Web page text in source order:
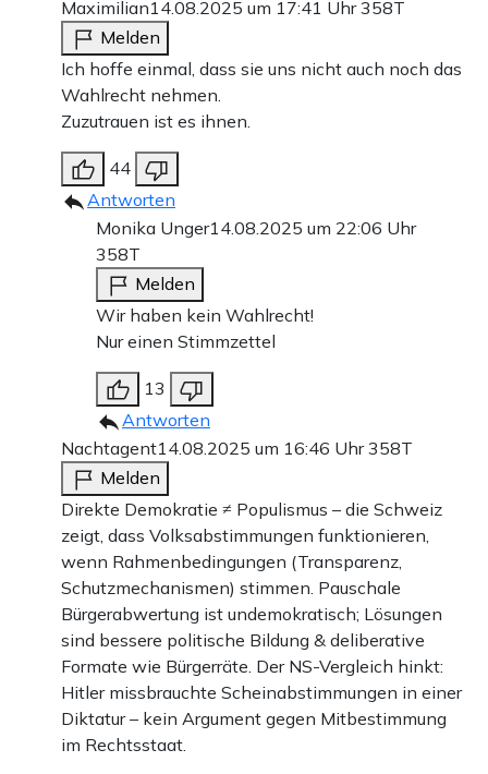
Maximilian14.08.2025 um 17:41 Uhr358T
Melden
Ich hoffe einmal, dass sie uns nicht auch noch das
Wahlrecht nehmen.
Zuzutrauen ist es ihnen.
44
Antworten
Monika Unger14.08.2025 um 22:06 Uhr
358T
Melden
Wir haben kein Wahlrecht!
Nur einen Stimmzettel
13
Antworten
Nachtagent14.08.2025 um 16:46 Uhr358T
Melden
Direkte Demokratie ≠ Populismus – die Schweiz
zeigt, dass Volksabstimmungen funktionieren,
wenn Rahmenbedingungen (Transparenz,
Schutzmechanismen) stimmen. Pauschale
Bürgerabwertung ist undemokratisch; Lösungen
sind bessere politische Bildung & deliberative
Formate wie Bürgerräte. Der NS-Vergleich hinkt:
Hitler missbrauchte Scheinabstimmungen in einer
Diktatur – kein Argument gegen Mitbestimmung
im Rechtsstaat.